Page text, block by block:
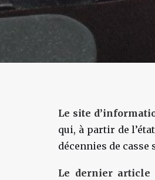
Le site
qui, à partir de
décennies de
Le dernier article